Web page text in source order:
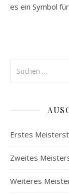
es ein Symbol für
Erstes
Zweites
Weiteres